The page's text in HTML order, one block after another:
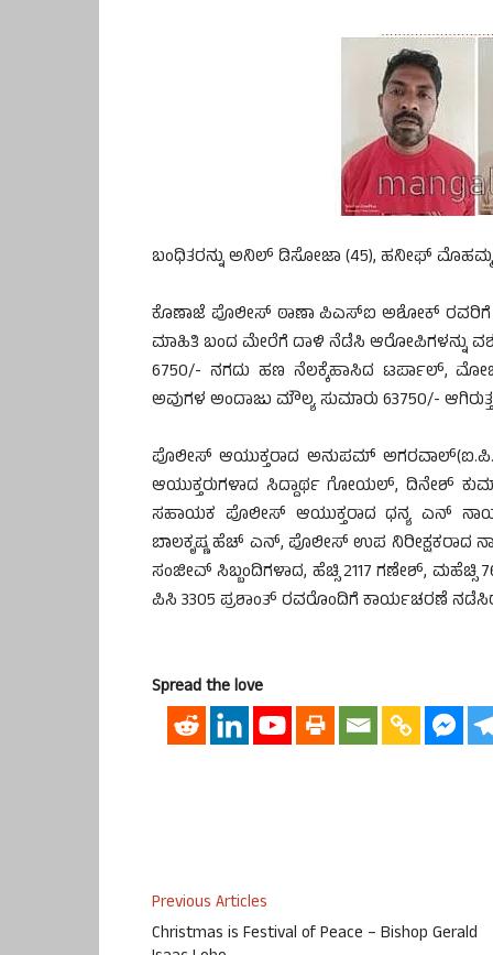
ಬಂಧಿತರನ್ನು ಅನಿಲ್ ಡಿಸೋಜಾ (45), ಹನೀಫ್
ಕೊಣಾಜೆ ಪೊಲೀಸ್ ಠಾಣಾ ಪಿಎಸ್ಐ ಅಶೋಕ್ ರವರಿಗೆ
ಮಾಹಿತಿ ಬಂದ ಮೇರೆಗೆ ದಾಳಿ ನೆಡೆಸಿ ಆರೋಪಿಗಳನ್ನು
6750/- ನಗದು ಹಣ ನೆಲಕ್ಕೆಹಾಸಿದ ಟರ್ಪಾಲ್,
ಅವುಗಳ ಅಂದಾಜು ಮೌಲ್ಯ ಸುಮಾರು 63750/-
ಪೊಲೀಸ್ ಆಯುಕ್ತರಾದ ಅನುಪಮ್
ಆಯುಕ್ತರುಗಳಾದ ಸಿದ್ದಾರ್ಥ ಗೋಯಲ್, ದಿನೇಶ್
ಸಹಾಯಕ ಪೊಲೀಸ್ ಆಯುಕ್ತರಾದ ಧನ್ಯ ಎನ್
ಬಾಲಕೃಷ್ಣ ಹೆಚ್ ಎನ್, ಪೊಲೀಸ್ ಉಪ
ಸಂಜೀವ್ ಸಿಬ್ಬಂದಿಗಳಾದ, ಹೆಚ್ಸಿ 2117 ಗಣೇಶ್,
ಪಿಸಿ 3305 ಪ್ರಶಾಂತ್ ರವರೊಂದಿಗೆ ಕಾರ್ಯಚರಣೆ
Spread the love
Previous Articles
Christmas is Festival of Peace – Bishop Gerald